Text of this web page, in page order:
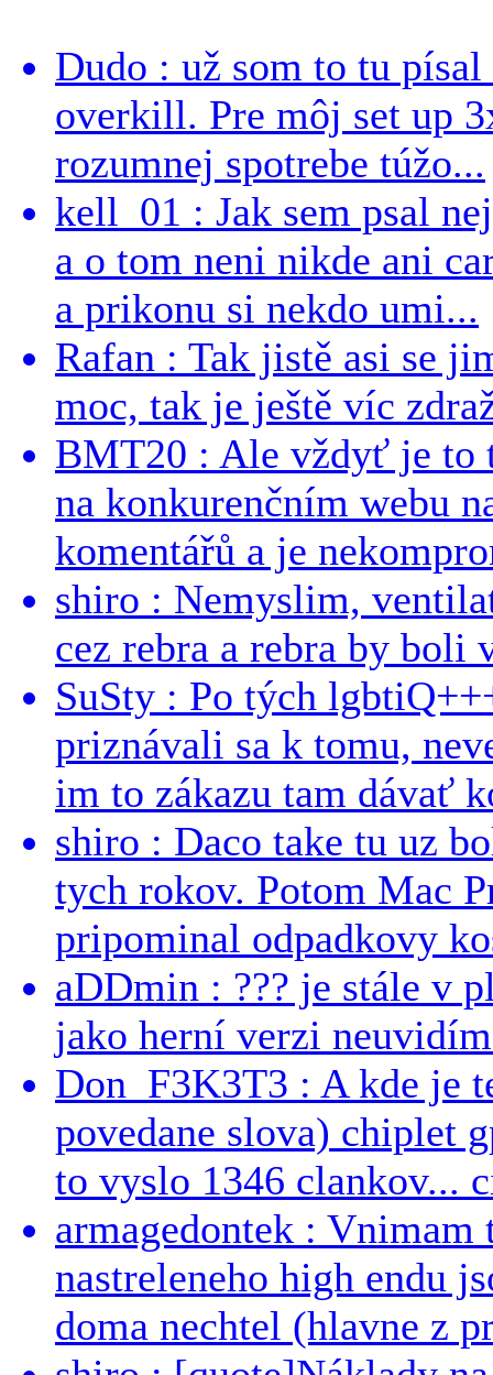
Dudo : už som to tu
overkill. Pre môj set up
rozumnej spotrebe túžo...
kell_01 : Jak sem psal
a o tom neni nikde ani
a prikonu si nekdo umi...
Rafan : Tak jistě asi se
moc, tak je ještě víc
BMT20 : Ale vždyť je to
na konkurenčním webu
komentářů a je
shiro : Nemyslim,
cez rebra a rebra by boli
SuSty : Po tých
priznávali sa k tomu,
im to zákazu tam dávať
shiro : Daco take tu uz
tych rokov. Potom Mac
pripominal odpadkovy
aDDmin : ??? je stále v
jako herní verzi
Don_F3K3T3 : A kde je
povedane slova) chiplet
to vyslo 1346 clankov...
armagedontek : Vnimam
nastreleneho high endu
doma nechtel (hlavne z